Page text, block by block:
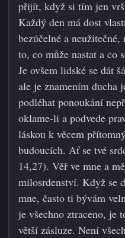
přijít, když si tím jen
Každý den má dost
bezúčelné a
to, co může nastat a co
Je ovšem lidské se dát
ale je znamením ducha
podléhat ponoukání
oklame-li a podvede
láskou k věcem
budoucích. Ať se tvé
14,27). Věř ve mne a
milosrdenství. Když se
mne, často ti bývám
je všechno ztraceno, je
větší zásluze. Není